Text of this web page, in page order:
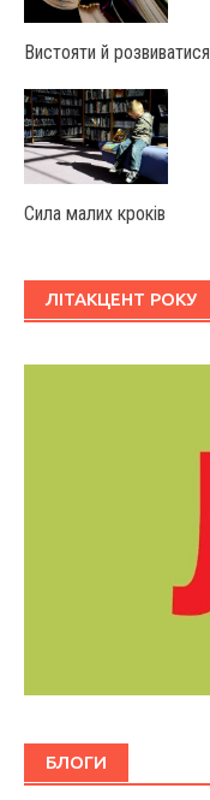
Вистояти й розвиватися
Сила малих кроків
ЛІТАКЦЕНТ РОКУ
БЛОГИ